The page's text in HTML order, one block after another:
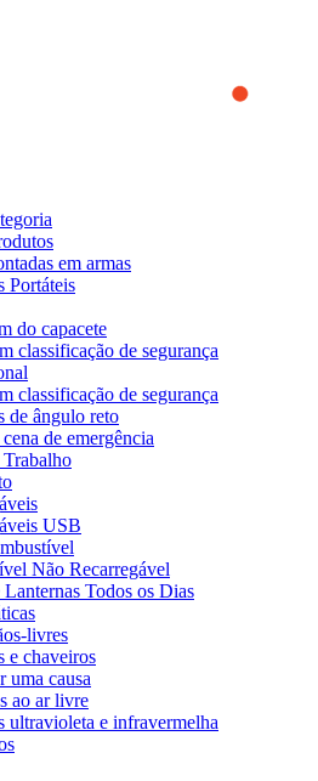
we provide you the best experience
to browse this website, you accept
analyze how the website is used and
To learn more or to find out how
can access our
em armas
Portáteis
do capacete
classificação de segurança
classificação de segurança
de ângulo reto
de emergência
USB
Não Recarregável
Lanternas Todos os Dias
livres
e chaveiros
uma causa
ao ar livre
ultravioleta e infravermelha